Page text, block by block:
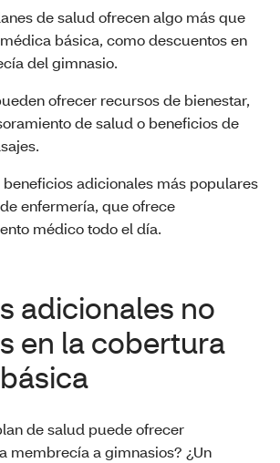
de salud ofrecen algo más que
básica, como descuentos en
del gimnasio.
ofrecer recursos de bienestar,
de salud o beneficios de
beneficios adicionales más populares
enfermería, que ofrece
médico todo el día.
adicionales no
en la cobertura
de salud puede ofrecer
membrecía a gimnasios? ¿Un